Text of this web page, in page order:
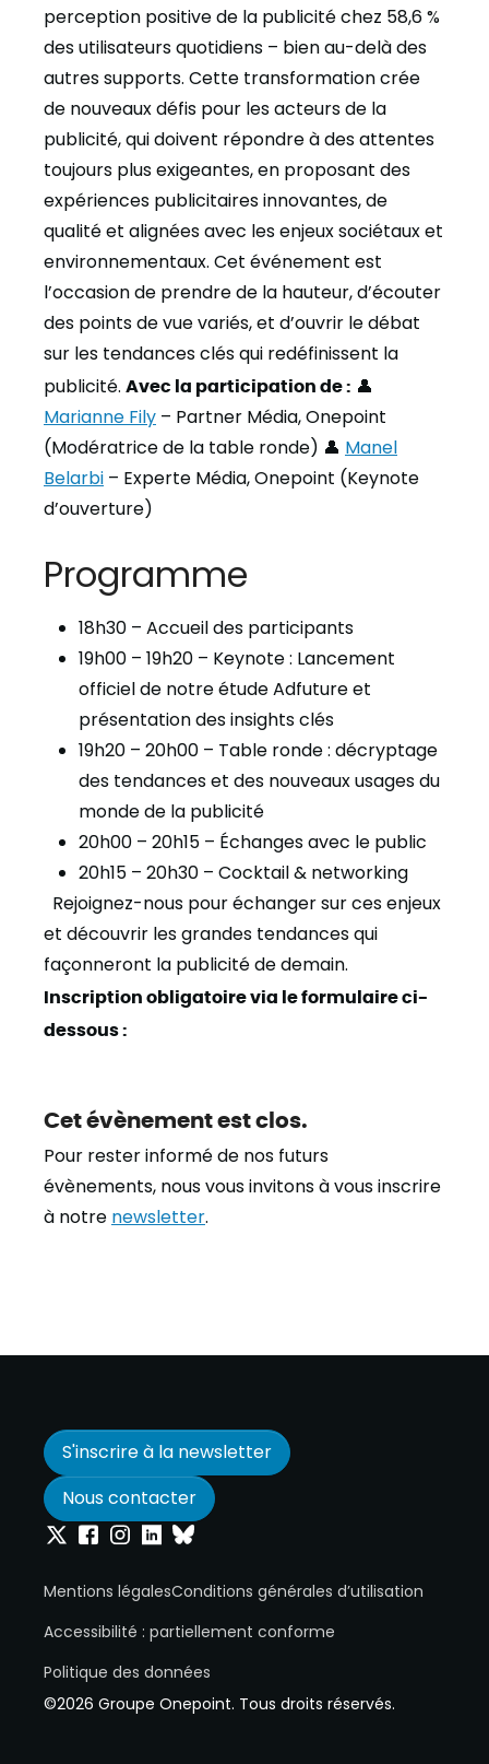
perception positive de la publicité chez 58,6 %
des utilisateurs quotidiens – bien au-delà des
autres supports. Cette transformation crée
de nouveaux défis pour les acteurs de la
publicité, qui doivent répondre à des attentes
toujours plus exigeantes, en proposant des
expériences publicitaires innovantes, de
qualité et alignées avec les enjeux sociétaux et
environnementaux. Cet événement est
l’occasion de prendre de la hauteur, d’écouter
des points de vue variés, et d’ouvrir le débat
sur les tendances clés qui redéfinissent la
publicité. Avec la participation de : 👤
Marianne Fily – Partner Média, Onepoint
(Modératrice de la table ronde) 👤 Manel
Belarbi – Experte Média, Onepoint (Keynote
d’ouverture)
Programme
18h30 – Accueil des participants
19h00 – 19h20 – Keynote : Lancement
officiel de notre étude Adfuture et
présentation des insights clés
19h20 – 20h00 – Table ronde : décryptage
des tendances et des nouveaux usages du
monde de la publicité
20h00 – 20h15 – Échanges avec le public
20h15 – 20h30 – Cocktail & networking
Rejoignez-nous pour échanger sur ces enjeux
et découvrir les grandes tendances qui
façonneront la publicité de demain.
Inscription obligatoire via le formulaire ci-
dessous :
Cet évènement est clos.
Pour rester informé de nos futurs
évènements, nous vous invitons à vous inscrire
à notre newsletter.
S'inscrire à la newsletter
Nous contacter
Onepoint sur Twitter
Onepoint sur Facebook
Onepoint sur Instagram
Onepoint sur Linkedin
Onepoint sur Bluesky
Mentions légalesConditions générales d’utilisation
Accessibilité : partiellement conforme
Politique des données
©2026 Groupe Onepoint. Tous droits réservés.